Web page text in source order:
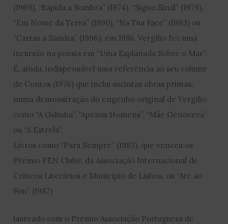
(1969), “Rápida a Sombra” (1974), “Signo Sinal” (1979),
“Em Nome da Terra” (1990), “Na Tua Face” (1993) ou
“Cartas a Sandra” (1996); em 1986, Vergílio fez uma
incursão na poesia em “Uma Esplanada Sobre o Mar”.
É, ainda, indispensável uma referência ao seu volume
de Contos (1976) que inclui sucintas obras primas,
numa demonstração do engenho original de Vergílio
como “A Galinha”, “Apenas Homens”, “Mãe Genoveva”
ou “A Estrela”.
Livros como “Para Sempre” (1983), que venceu os
Prémio PEN Clube, da Associação Internacional de
Críticos Literários e Município de Lisboa, ou “Até ao
Fim” (1987)
laureado com o Prémio Associação Portuguesa de